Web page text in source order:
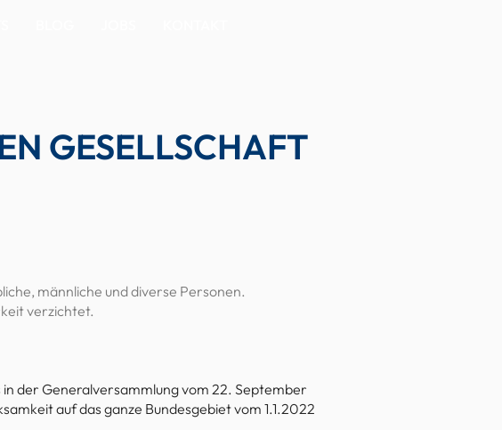
GESELLSCHAFT
männliche und diverse Personen.
verzichtet.
der Generalversammlung vom 22. September
auf das ganze Bundesgebiet vom 1.1.2022